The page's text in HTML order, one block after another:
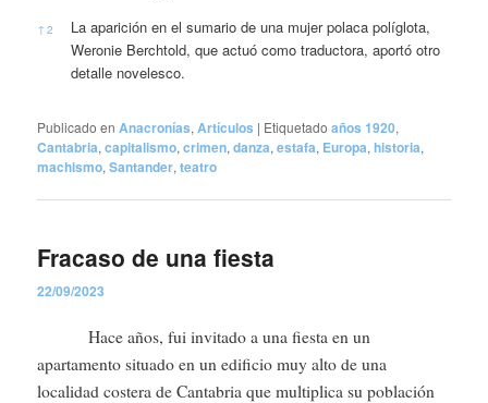
↑2
La aparición en el sumario de una mujer polaca políglota,
Weronie Berchtold, que actuó como traductora, aportó otro
detalle novelesco.
Publicado en Anacronías,Artículos | Etiquetado años 1920,
Cantabria,capitalismo,crimen,danza,estafa, Europa,historia,
machismo,Santander,teatro
Fracaso de una fiesta
22/09/2023
Hace años, fui invitado a una fiesta en un
apartamento situado en un edificio muy alto de una
localidad costera de Cantabria que multiplica su población